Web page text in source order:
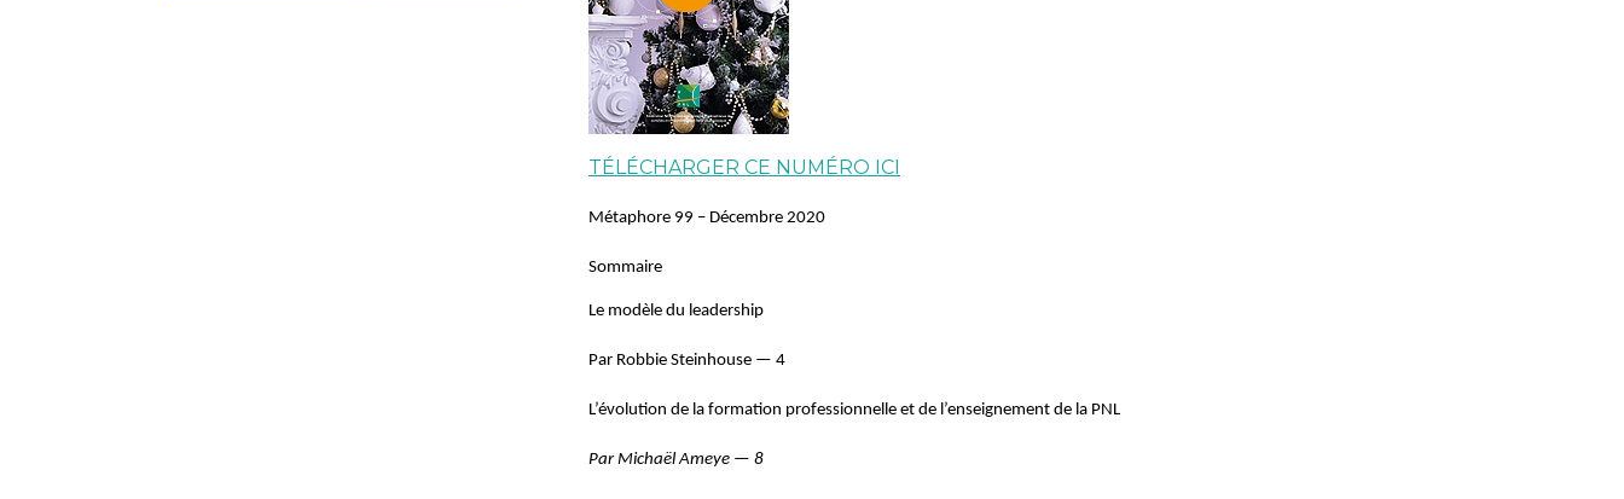
TÉLÉCHARGER CE NUMÉRO ICI
Métaphore 99 – Décembre 2020
Sommaire
Le modèle du leadership
Par Robbie Steinhouse — 4
L’évolution de la formation professionnelle et de l’enseignement de la PNL
Par Michaël Ameye — 8